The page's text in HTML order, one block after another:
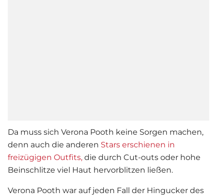
Da muss sich Verona Pooth keine Sorgen machen,
denn auch die anderen Stars erschienen in
freizügigen Outfits, die durch Cut-outs oder hohe
Beinschlitze viel Haut hervorblitzen ließen.
Verona Pooth war auf jeden Fall der Hingucker des